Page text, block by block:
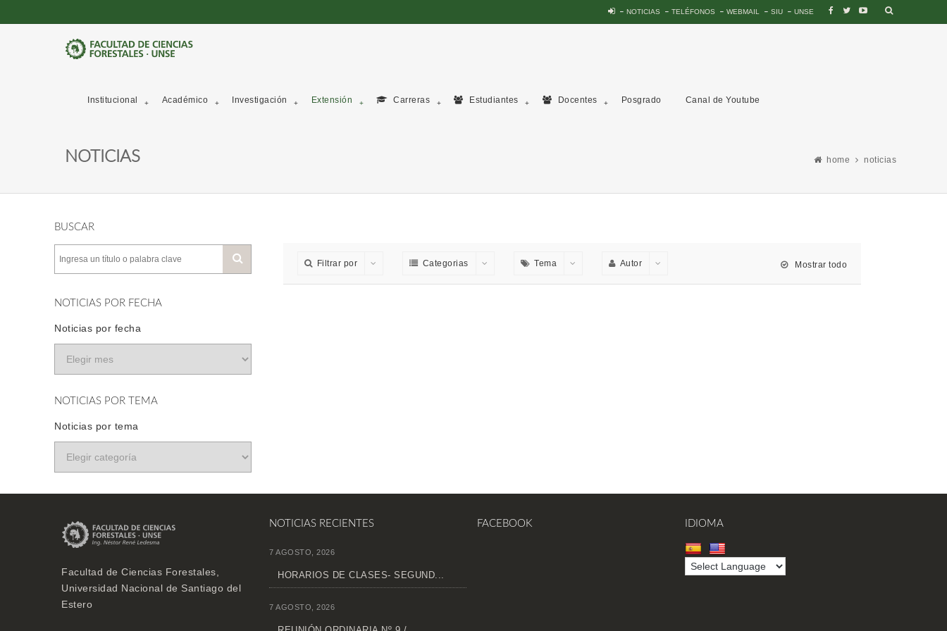
NOTICIAS TELÉFONOS WEBMAIL SIU UNSE
Institucional Académico Investigación Extensión Carreras Estudiantes Docentes Posgrado Canal de Youtube
NOTICIAS home noticias
BUSCAR
NOTICIAS POR FECHA
Noticias por fecha
NOTICIAS POR TEMA
Noticias por tema
Filtrar por Categorias Tema Autor Mostrar todo
Facultad de Ciencias Forestales,
Universidad Nacional de Santiago del
Estero
NOTICIAS RECIENTES
7 AGOSTO, 2026
HORARIOS DE CLASES- SEGUND...
7 AGOSTO, 2026
FACEBOOK IDIOMA